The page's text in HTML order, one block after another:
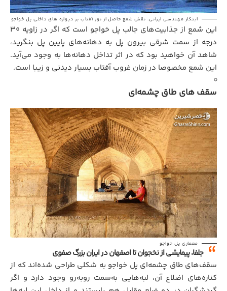
ابتکار مهندسی ایرانی: نقش شمع حاصل از نور آفتاب بر دیواره های داخلی پل خواجو
این شمع از جذابیت‌های جالب پل خواجو است که اگر در زاویه ۳۰
درجه از سمت شرقی بیرون پل به دهانه‌های پایین پل بنگرید،
شاهد آن خواهید بود که در اثر تداخل دهانه‌ها به وجود می‌آید.
این شمع‌ مخصوصا در زمان غروب آفتاب بسیار دیدنی و زیبا است.
سقف های طاق چشمه‌ای
معماری پل خواجو
جلفا، پیمایشی از نخجوان تا اصفهان در ایران بزرگ صفوی
سقف‌های طاق چشمه‌ای پل خواجو به شکلی طراحی شده‌اند که از
کناره‌های اضلاع آن، لبه‌هایی به‌سمت رو‌به‌رو وجود دارد و اگر